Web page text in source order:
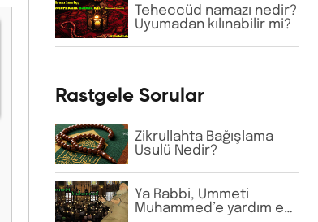
Günümüzde bazı
tarikatlarda dervişler
şeyhlerini her şartta
şefaatçi kabul
Teheccüd namazı nedir?
Uyumadan kılınabilir mi?
Rastgele Sorular
Zikrullahta Bağışlama
Usulü Nedir?
Ya Rabbi, Ümmeti
Muhammed’e yardım et”